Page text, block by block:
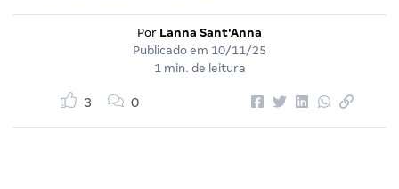
Por Lanna Sant'Anna
Publicado em 10/11/25
1 min. de leitura
3 0